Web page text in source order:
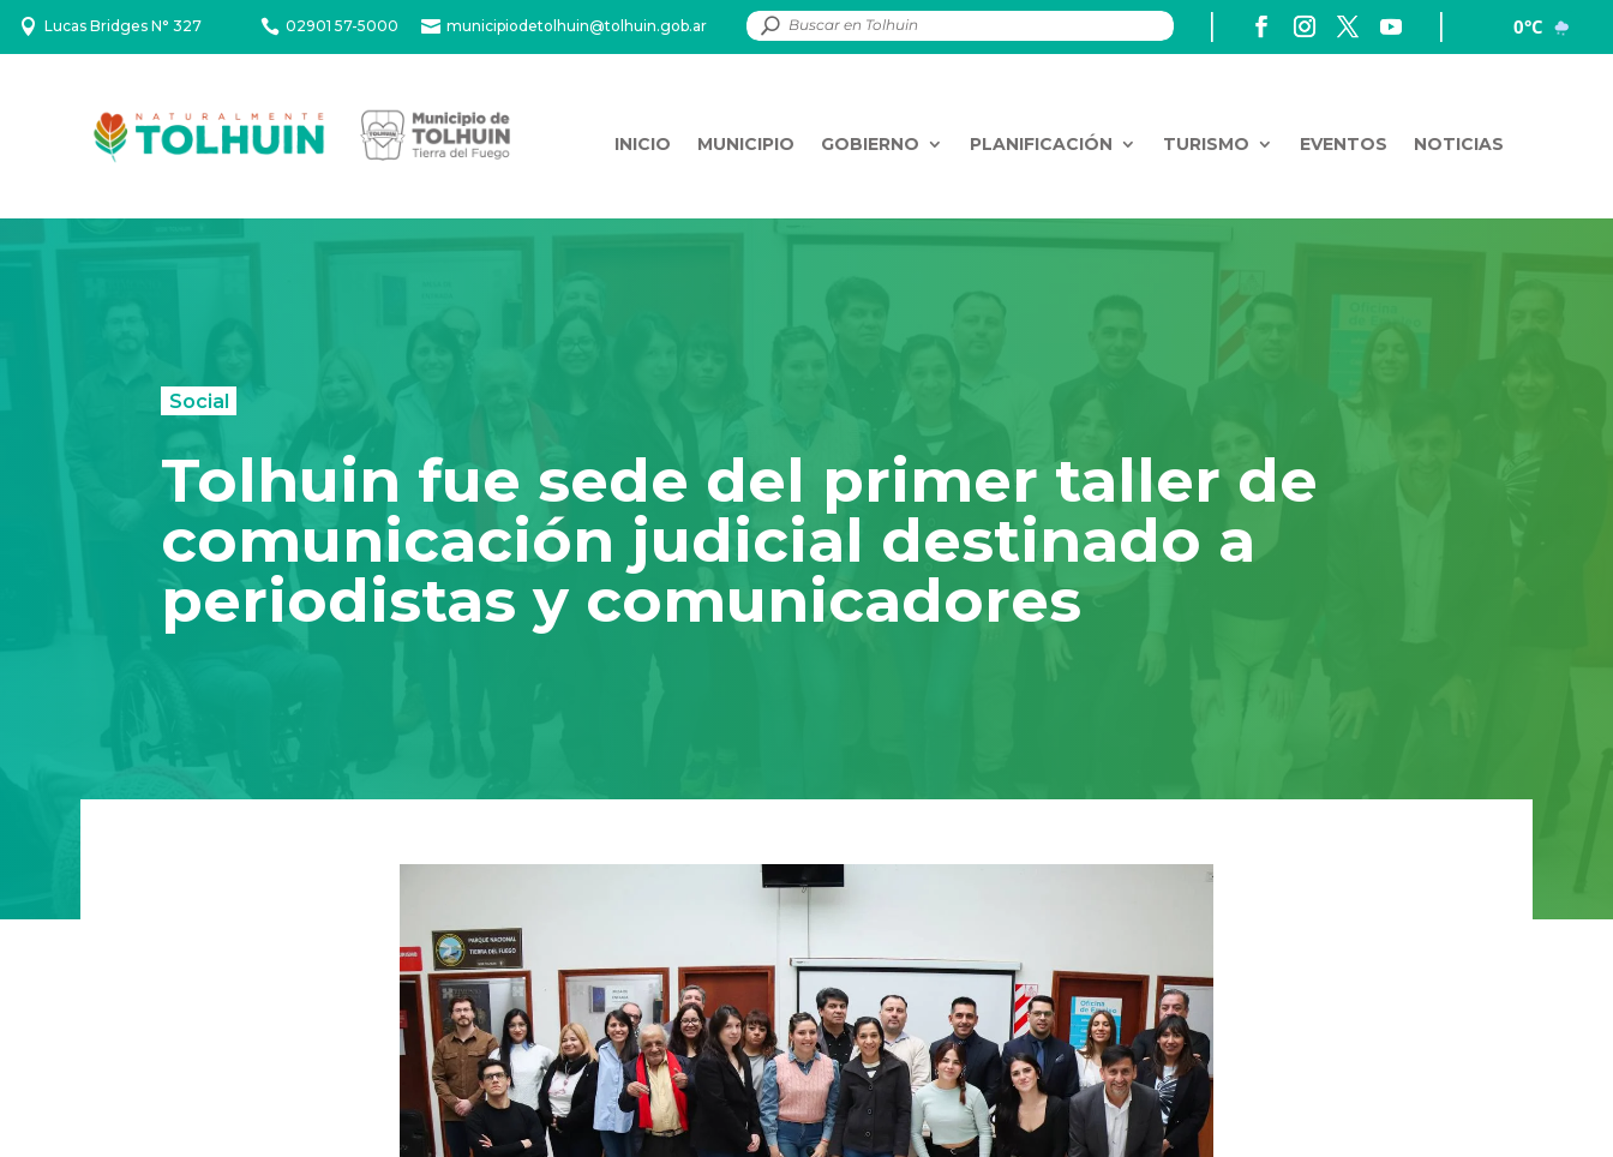
 Lucas Bridges N° 327  02901 57-5000  municipiodetolhuin@tolhuin.gob.ar 0°C
INICIO MUNICIPIO GOBIERNO PLANIFICACIÓN TURISMO EVENTOS NOTICIAS
Social
Tolhuin fue sede del primer taller de
comunicación judicial destinado a
periodistas y comunicadores